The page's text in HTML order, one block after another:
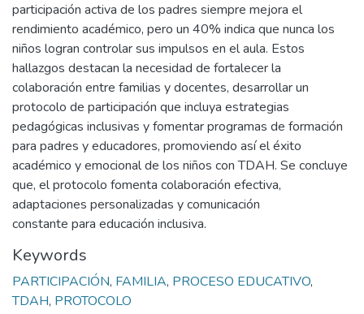
participación activa de los padres siempre mejora el
rendimiento académico, pero un 40% indica que nunca los
niños logran controlar sus impulsos en el aula. Estos
hallazgos destacan la necesidad de fortalecer la
colaboración entre familias y docentes, desarrollar un
protocolo de participación que incluya estrategias
pedagógicas inclusivas y fomentar programas de formación
para padres y educadores, promoviendo así el éxito
académico y emocional de los niños con TDAH. Se concluye
que, el protocolo fomenta colaboración efectiva,
adaptaciones personalizadas y comunicación
constante para educación inclusiva.
Keywords
PARTICIPACIÓN, FAMILIA, PROCESO EDUCATIVO,
TDAH, PROTOCOLO